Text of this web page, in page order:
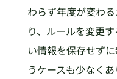
わらず年度が変わ
り、ルールを変更
い情報を保存せず
うケースも少なくあ